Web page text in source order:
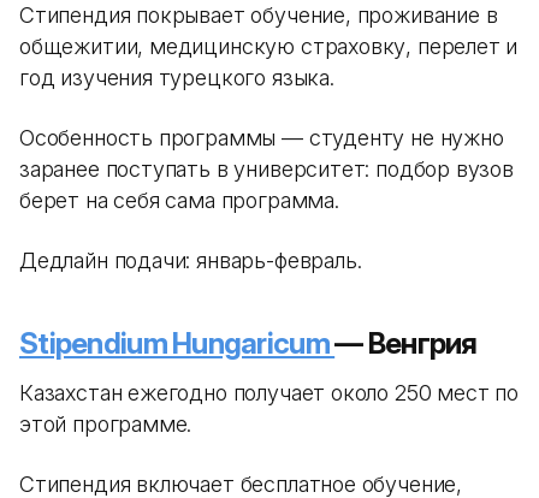
Стипендия покрывает обучение, проживание в
общежитии, медицинскую страховку, перелет и
год изучения турецкого языка.
Особенность программы — студенту не нужно
заранее поступать в университет: подбор вузов
берет на себя сама программа.
Дедлайн подачи: январь-февраль.
Stipendium Hungaricum— Венгрия
Казахстан ежегодно получает около 250 мест по
этой программе.
Стипендия включает бесплатное обучение,